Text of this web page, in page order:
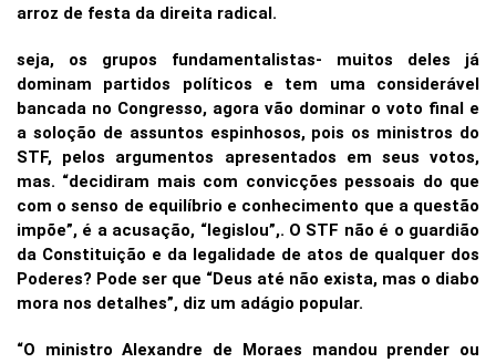
arroz de festa da direita radical.
seja, os grupos fundamentalistas- muitos deles já
dominam partidos políticos e tem uma considerável
bancada no Congresso, agora vão dominar o voto final e
a soloção de assuntos espinhosos, pois os ministros do
STF, pelos argumentos apresentados em seus votos,
mas. “decidiram mais com convicções pessoais do que
com o senso de equilíbrio e conhecimento que a questão
impõe”, é a acusação, “legislou”,. O STF não é o guardião
da Constituição e da legalidade de atos de qualquer dos
Poderes? Pode ser que “Deus até não exista, mas o diabo
mora nos detalhes”, diz um adágio popular.
“O ministro Alexandre de Moraes mandou prender ou